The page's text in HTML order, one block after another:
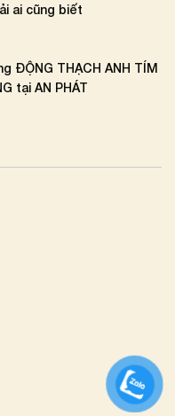
ai cũng biết
ĐỘNG THẠCH ANH TÍM
tại AN PHÁT